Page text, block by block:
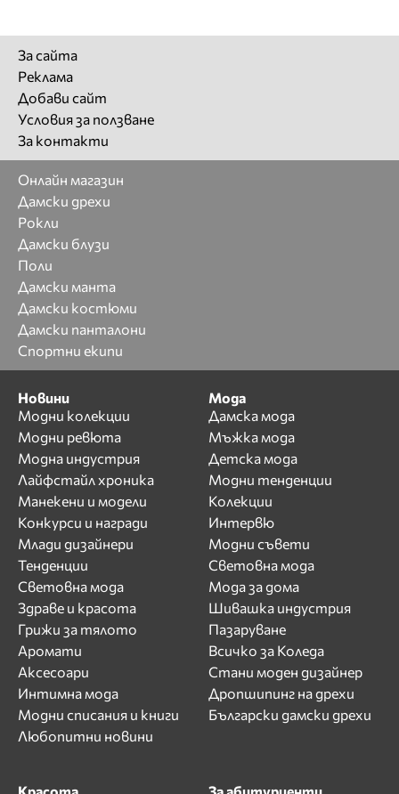
За сайта
Реклама
Добави сайт
Условия за ползване
За контакти
Онлайн магазин
Дамски дрехи
Рокли
Дамски блузи
Поли
Дамски манта
Дамски костюми
Дамски панталони
Спортни екипи
Новини
Модни колекции
Модни ревюта
Модна индустрия
Лайфстайл хроника
Манекени и модели
Конкурси и награди
Млади дизайнери
Тенденции
Световна мода
Здраве и красота
Грижи за тялото
Аромати
Аксесоари
Интимна мода
Модни списания и книги
Любопитни новини
Мода
Дамска мода
Мъжка мода
Детска мода
Модни тенденции
Колекции
Интервю
Модни съвети
Световна мода
Мода за дома
Шивашка индустрия
Пазаруване
Всичко за Коледа
Стани моден дизайнер
Дропшипинг на дрехи
Български дамски дрехи